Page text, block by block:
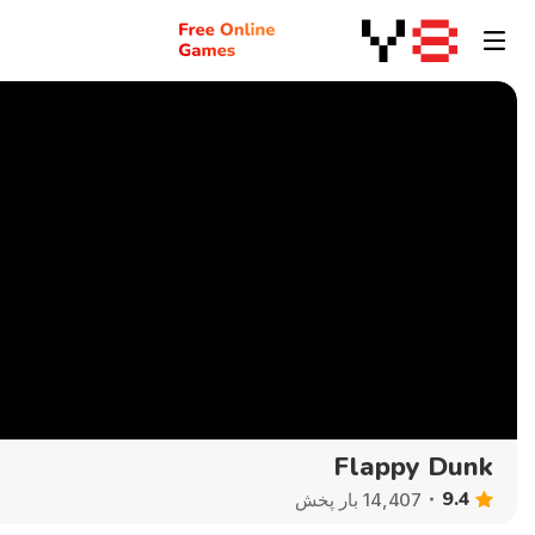
Flappy Dunk
9.4 14,407 بار پخش